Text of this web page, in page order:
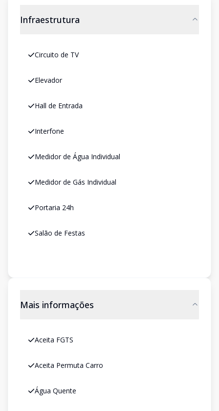
Infraestrutura
Circuito de TV
Elevador
Hall de Entrada
Interfone
Medidor de Água Individual
Medidor de Gás Individual
Portaria 24h
Salão de Festas
Mais informações
Aceita FGTS
Aceita Permuta Carro
Água Quente